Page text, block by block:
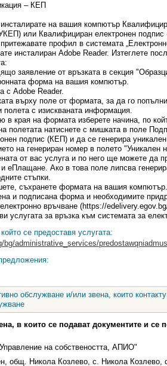
– КЕП
на вашия компютър
или Квалифициран електронен
профил в системата
инсталиран Adobe Reader. Изтеглете
заявление от връзката в секция
форма на вашия компютър.
Adobe Reader.
върху поле от формата, за да го
с изискваната информация.
на формата изберете начина, по
натиснете с мишката в поле
подпис (КЕП) и да се генерира
на генериран номер в полето "Уникален
от вас услуга и по него ще можете да
еПлащане. Ако в това поле липсва
стъпки.
съхранете формата на вашия компютър.
и подписана форма и необходимите
връчване (https://
услугата за връзка към системата за
се предоставя услугата:
bg/administrative_services/
обслужване и/или звена, които
в които се подават документите и се
на собствеността, АПИО"
общ. Никола Козлево, с. Никола Козлево,